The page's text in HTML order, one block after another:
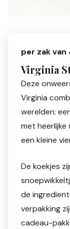
per zak
Virginia
Deze
Virginia
werelden:
met heerlijke
een kleine
De koekjes
de
verpakking
cadeau-